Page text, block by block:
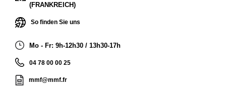
(FRANKREICH)
So finden Sie uns
Mo - Fr: 9h-12h30 / 13h30-17h
04 78 00 00 25
mmf@mmf.fr